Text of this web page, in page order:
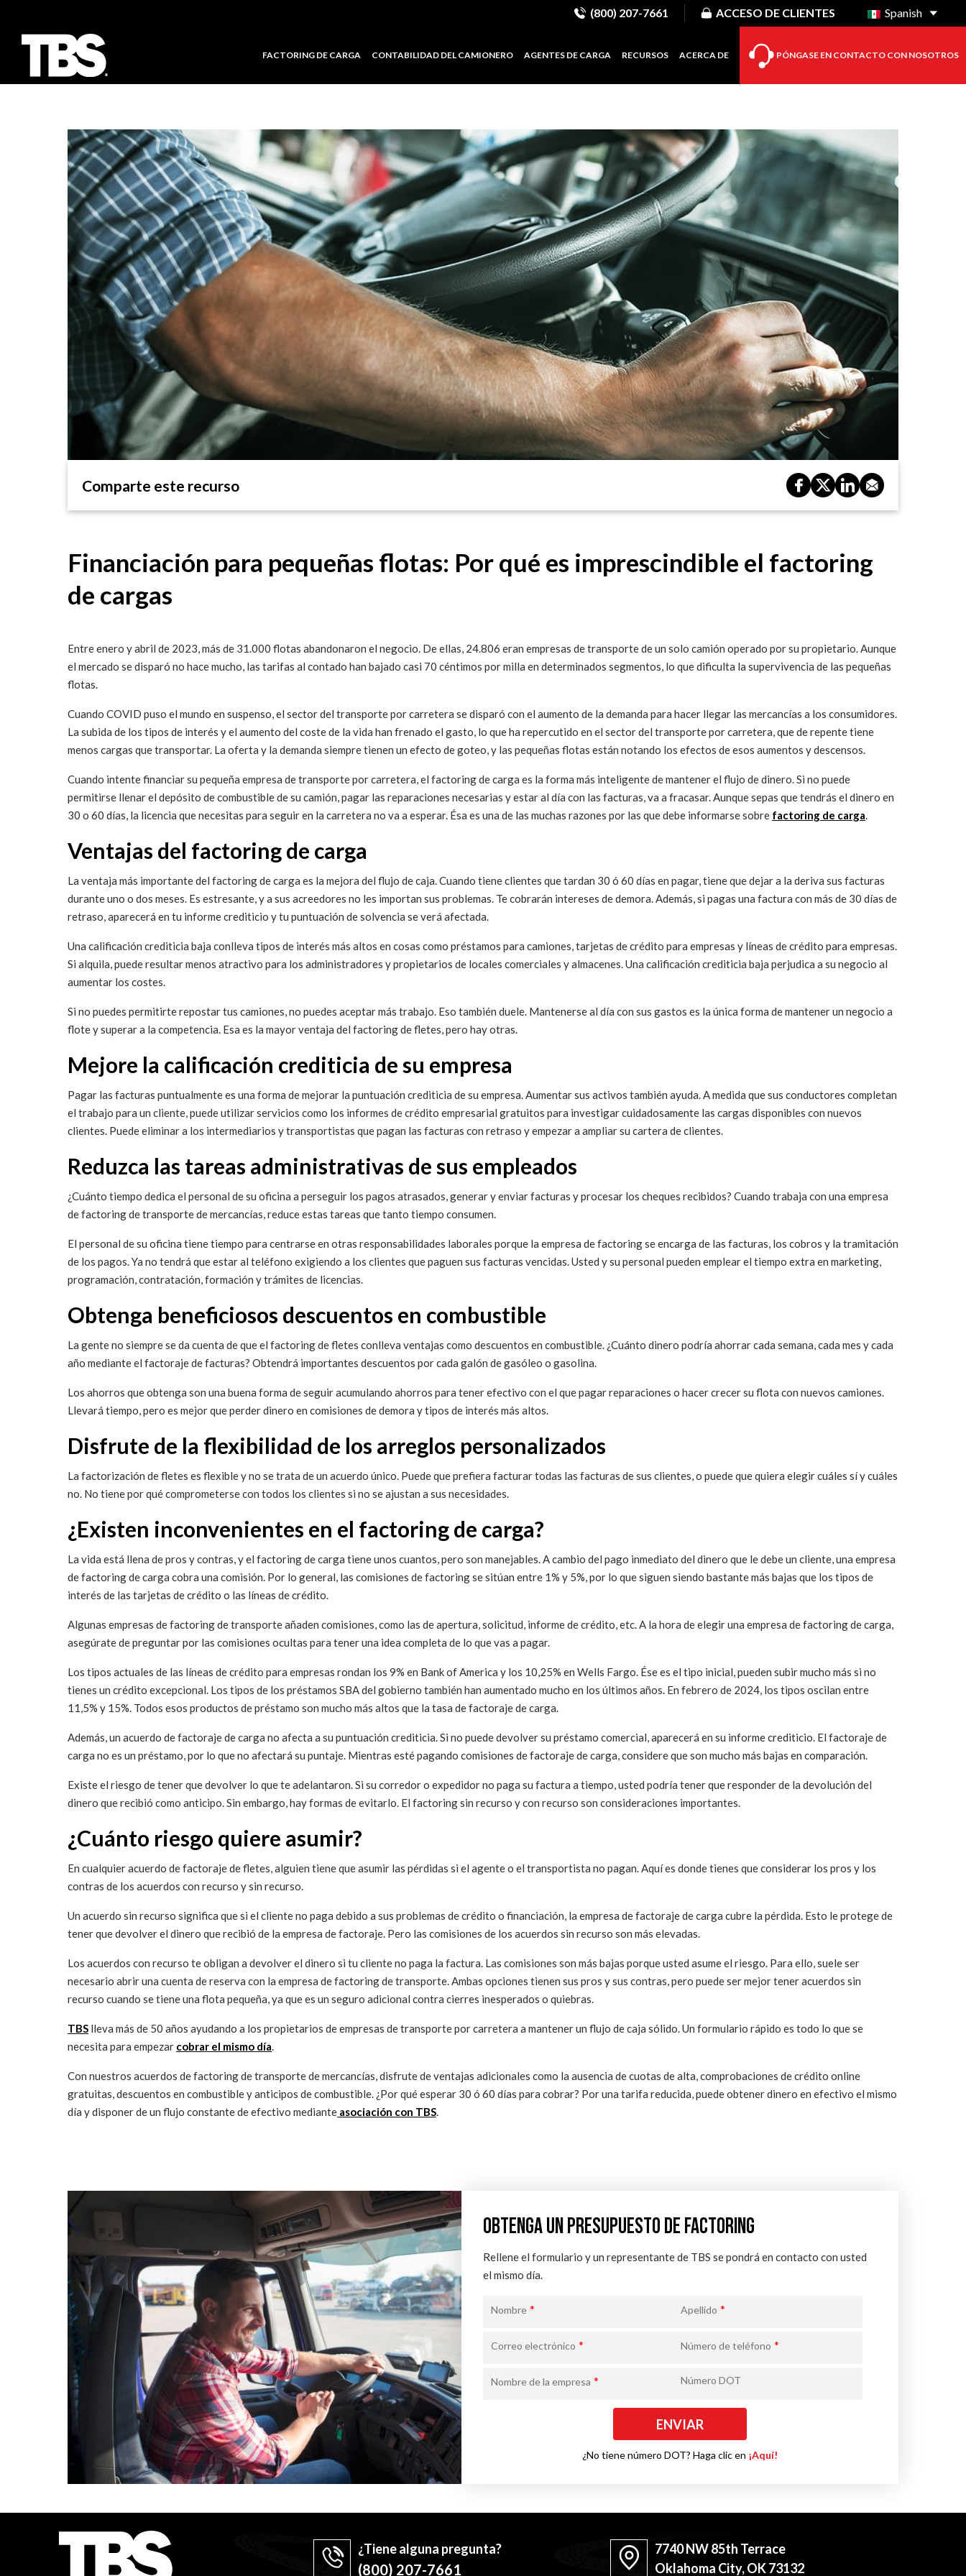
(800) 207-7661 ACCESO DE CLIENTES Spanish
FACTORING DE CARGA CONTABILIDAD DEL CAMIONERO AGENTES DE CARGA RECURSOS ACERCA DE PÓNGASE EN CONTACTO CON NOSOTROS
Comparte este recurso
Financiación para pequeñas flotas: Por qué es imprescindible el factoring
de cargas
Entre enero y abril de 2023, más de 31.000 flotas abandonaron el negocio. De ellas, 24.806 eran empresas de transporte de un solo camión operado por su propietario. Aunque
el mercado se disparó no hace mucho, las tarifas al contado han bajado casi 70 céntimos por milla en determinados segmentos, lo que dificulta la supervivencia de las pequeñas
flotas.
Cuando COVID puso el mundo en suspenso, el sector del transporte por carretera se disparó con el aumento de la demanda para hacer llegar las mercancías a los consumidores.
La subida de los tipos de interés y el aumento del coste de la vida han frenado el gasto, lo que ha repercutido en el sector del transporte por carretera, que de repente tiene
menos cargas que transportar. La oferta y la demanda siempre tienen un efecto de goteo, y las pequeñas flotas están notando los efectos de esos aumentos y descensos.
Cuando intente financiar su pequeña empresa de transporte por carretera, el factoring de carga es la forma más inteligente de mantener el flujo de dinero. Si no puede
permitirse llenar el depósito de combustible de su camión, pagar las reparaciones necesarias y estar al día con las facturas, va a fracasar. Aunque sepas que tendrás el dinero en
30 o 60 días, la licencia que necesitas para seguir en la carretera no va a esperar. Ésa es una de las muchas razones por las que debe informarse sobre factoring de carga.
Ventajas del factoring de carga
La ventaja más importante del factoring de carga es la mejora del flujo de caja. Cuando tiene clientes que tardan 30 ó 60 días en pagar, tiene que dejar a la deriva sus facturas
durante uno o dos meses. Es estresante, y a sus acreedores no les importan sus problemas. Te cobrarán intereses de demora. Además, si pagas una factura con más de 30 días de
retraso, aparecerá en tu informe crediticio y tu puntuación de solvencia se verá afectada.
Una calificación crediticia baja conlleva tipos de interés más altos en cosas como préstamos para camiones, tarjetas de crédito para empresas y líneas de crédito para empresas.
Si alquila, puede resultar menos atractivo para los administradores y propietarios de locales comerciales y almacenes. Una calificación crediticia baja perjudica a su negocio al
aumentar los costes.
Si no puedes permitirte repostar tus camiones, no puedes aceptar más trabajo. Eso también duele. Mantenerse al día con sus gastos es la única forma de mantener un negocio a
flote y superar a la competencia. Esa es la mayor ventaja del factoring de fletes, pero hay otras.
Mejore la calificación crediticia de su empresa
Pagar las facturas puntualmente es una forma de mejorar la puntuación crediticia de su empresa. Aumentar sus activos también ayuda. A medida que sus conductores completan
el trabajo para un cliente, puede utilizar servicios como los informes de crédito empresarial gratuitos para investigar cuidadosamente las cargas disponibles con nuevos
clientes. Puede eliminar a los intermediarios y transportistas que pagan las facturas con retraso y empezar a ampliar su cartera de clientes.
Reduzca las tareas administrativas de sus empleados
¿Cuánto tiempo dedica el personal de su oficina a perseguir los pagos atrasados, generar y enviar facturas y procesar los cheques recibidos? Cuando trabaja con una empresa
de factoring de transporte de mercancías, reduce estas tareas que tanto tiempo consumen.
El personal de su oficina tiene tiempo para centrarse en otras responsabilidades laborales porque la empresa de factoring se encarga de las facturas, los cobros y la tramitación
de los pagos. Ya no tendrá que estar al teléfono exigiendo a los clientes que paguen sus facturas vencidas. Usted y su personal pueden emplear el tiempo extra en marketing,
programación, contratación, formación y trámites de licencias.
Obtenga beneficiosos descuentos en combustible
La gente no siempre se da cuenta de que el factoring de fletes conlleva ventajas como descuentos en combustible. ¿Cuánto dinero podría ahorrar cada semana, cada mes y cada
año mediante el factoraje de facturas? Obtendrá importantes descuentos por cada galón de gasóleo o gasolina.
Los ahorros que obtenga son una buena forma de seguir acumulando ahorros para tener efectivo con el que pagar reparaciones o hacer crecer su flota con nuevos camiones.
Llevará tiempo, pero es mejor que perder dinero en comisiones de demora y tipos de interés más altos.
Disfrute de la flexibilidad de los arreglos personalizados
La factorización de fletes es flexible y no se trata de un acuerdo único. Puede que prefiera facturar todas las facturas de sus clientes, o puede que quiera elegir cuáles sí y cuáles
no. No tiene por qué comprometerse con todos los clientes si no se ajustan a sus necesidades.
¿Existen inconvenientes en el factoring de carga?
La vida está llena de pros y contras, y el factoring de carga tiene unos cuantos, pero son manejables. A cambio del pago inmediato del dinero que le debe un cliente, una empresa
de factoring de carga cobra una comisión. Por lo general, las comisiones de factoring se sitúan entre 1% y 5%, por lo que siguen siendo bastante más bajas que los tipos de
interés de las tarjetas de crédito o las líneas de crédito.
Algunas empresas de factoring de transporte añaden comisiones, como las de apertura, solicitud, informe de crédito, etc. A la hora de elegir una empresa de factoring de carga,
asegúrate de preguntar por las comisiones ocultas para tener una idea completa de lo que vas a pagar.
Los tipos actuales de las líneas de crédito para empresas rondan los 9% en Bank of America y los 10,25% en Wells Fargo. Ése es el tipo inicial, pueden subir mucho más si no
tienes un crédito excepcional. Los tipos de los préstamos SBA del gobierno también han aumentado mucho en los últimos años. En febrero de 2024, los tipos oscilan entre
11,5% y 15%. Todos esos productos de préstamo son mucho más altos que la tasa de factoraje de carga.
Además, un acuerdo de factoraje de carga no afecta a su puntuación crediticia. Si no puede devolver su préstamo comercial, aparecerá en su informe crediticio. El factoraje de
carga no es un préstamo, por lo que no afectará su puntaje. Mientras esté pagando comisiones de factoraje de carga, considere que son mucho más bajas en comparación.
Existe el riesgo de tener que devolver lo que te adelantaron. Si su corredor o expedidor no paga su factura a tiempo, usted podría tener que responder de la devolución del
dinero que recibió como anticipo. Sin embargo, hay formas de evitarlo. El factoring sin recurso y con recurso son consideraciones importantes.
¿Cuánto riesgo quiere asumir?
En cualquier acuerdo de factoraje de fletes, alguien tiene que asumir las pérdidas si el agente o el transportista no pagan. Aquí es donde tienes que considerar los pros y los
contras de los acuerdos con recurso y sin recurso.
Un acuerdo sin recurso significa que si el cliente no paga debido a sus problemas de crédito o financiación, la empresa de factoraje de carga cubre la pérdida. Esto le protege de
tener que devolver el dinero que recibió de la empresa de factoraje. Pero las comisiones de los acuerdos sin recurso son más elevadas.
Los acuerdos con recurso te obligan a devolver el dinero si tu cliente no paga la factura. Las comisiones son más bajas porque usted asume el riesgo. Para ello, suele ser
necesario abrir una cuenta de reserva con la empresa de factoring de transporte. Ambas opciones tienen sus pros y sus contras, pero puede ser mejor tener acuerdos sin
recurso cuando se tiene una flota pequeña, ya que es un seguro adicional contra cierres inesperados o quiebras.
TBS lleva más de 50 años ayudando a los propietarios de empresas de transporte por carretera a mantener un flujo de caja sólido. Un formulario rápido es todo lo que se
necesita para empezar cobrar el mismo día.
Con nuestros acuerdos de factoring de transporte de mercancías, disfrute de ventajas adicionales como la ausencia de cuotas de alta, comprobaciones de crédito online
gratuitas, descuentos en combustible y anticipos de combustible. ¿Por qué esperar 30 ó 60 días para cobrar? Por una tarifa reducida, puede obtener dinero en efectivo el mismo
día y disponer de un flujo constante de efectivo mediante asociación con TBS.
OBTENGA UN PRESUPUESTO DE FACTORING
Rellene el formulario y un representante de TBS se pondrá en contacto con usted
el mismo día.
Nombre * Apellido *
Correo electrónico * Número de teléfono *
Nombre de la empresa * Número DOT
¿No tiene número DOT? Haga clic en ¡Aquí!
¿Tiene alguna pregunta?
(800) 207-7661
7740 NW 85th Terrace
Oklahoma City, OK 73132